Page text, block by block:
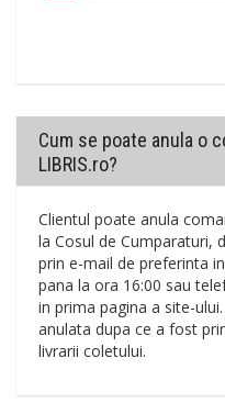
Cum se poate anula o
LIBRIS.ro?
Clientul poate anula
la Cosul de Cumparaturi,
prin e-mail de preferinta
pana la ora 16:00 sau
in prima pagina a site-
anulata dupa ce a fost
livrarii coletului.